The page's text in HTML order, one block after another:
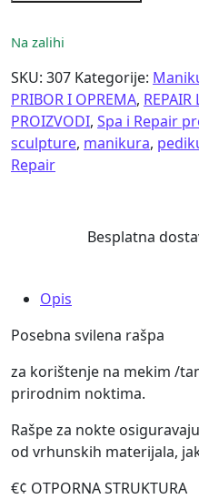
Na zalihi
SKU: 307 Kategorije:
PRIBOR I OPREMA, REPAIR
PROIZVODI, Spa i Repair
sculpture, manikura,
Repair
Besplatna
Opis
Posebna svilena rašpa
za korištenje na mekim /
prirodnim noktima.
Rašpe za nokte
od vrhunskih materijala,
€¢ OTPORNA STRUKTURA